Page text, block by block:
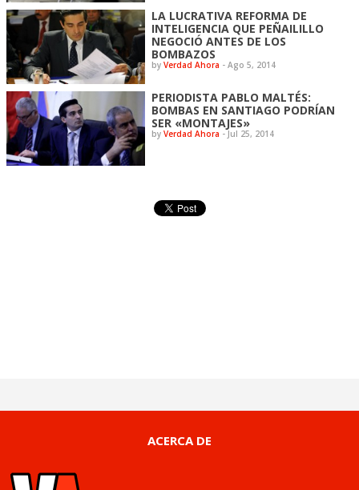
LA LUCRATIVA REFORMA DE
INTELIGENCIA QUE PEÑAILILLO
NEGOCIÓ ANTES DE LOS
BOMBAZOS
byVerdad Ahora - Ago 5, 2014
PERIODISTA PABLO MALTÉS:
BOMBAS EN SANTIAGO PODRÍAN
SER «MONTAJES»
byVerdad Ahora - Jul 25, 2014
ACERCA DE